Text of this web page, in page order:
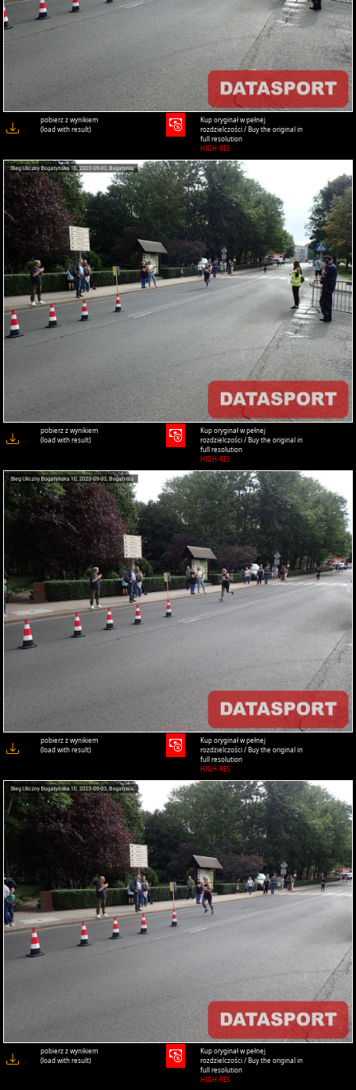
pobierz z wynikiem
(load with result)
Kup oryginał w pełnej
rozdzielczości / Buy the original in
full resolution
HIGH-RES
pobierz z wynikiem
(load with result)
Kup oryginał w pełnej
rozdzielczości / Buy the original in
full resolution
HIGH-RES
pobierz z wynikiem
(load with result)
Kup oryginał w pełnej
rozdzielczości / Buy the original in
full resolution
HIGH-RES
pobierz z wynikiem
(load with result)
Kup oryginał w pełnej
rozdzielczości / Buy the original in
full resolution
HIGH-RES